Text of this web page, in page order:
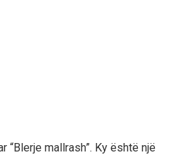
mallrash”. Ky është një